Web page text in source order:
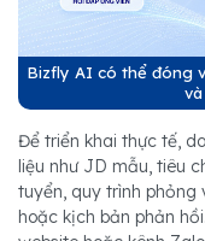
Bizfly AI có thể đóng
Để triển khai thực tế,
liệu như JD mẫu, tiêu
tuyển, quy trình phỏng
hoặc kịch bản phản